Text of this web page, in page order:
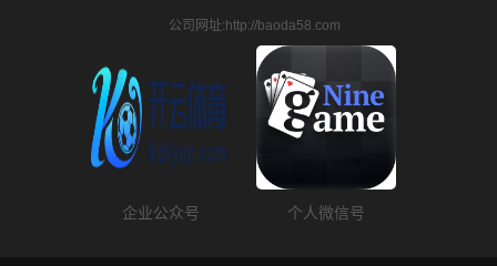
公司网址:http://baoda58.com
企业公众号 个人微信号